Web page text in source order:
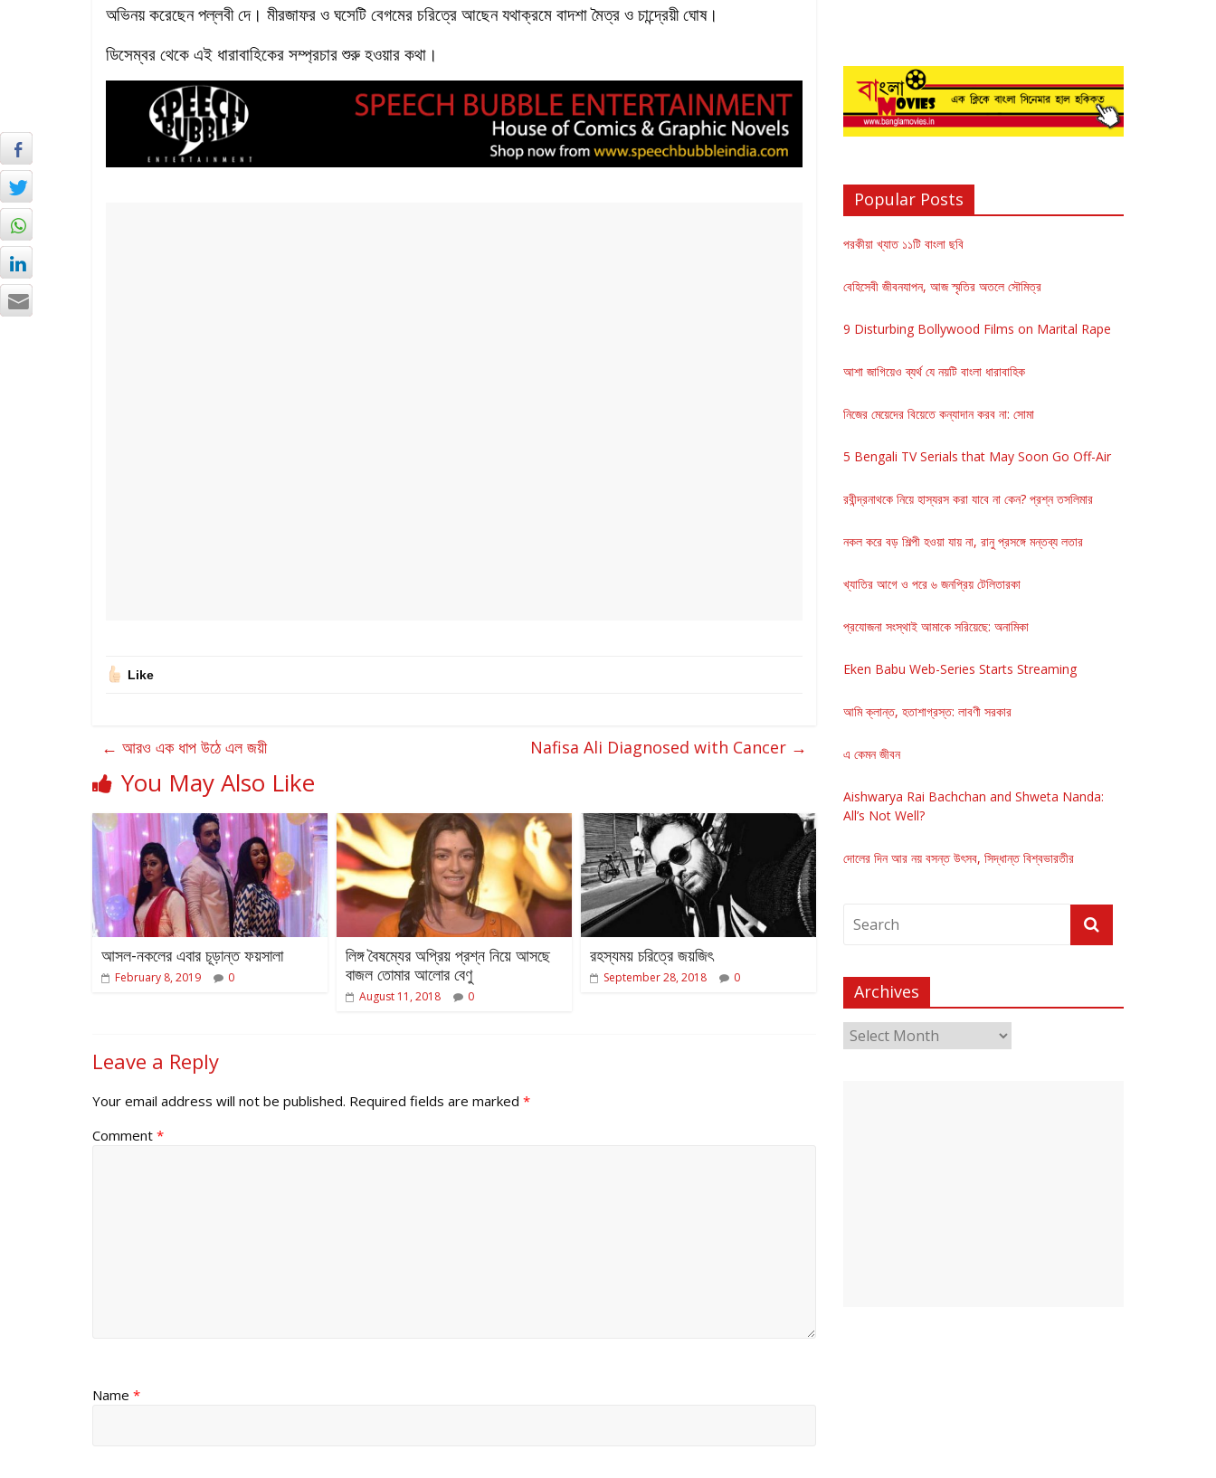
অভিনয় করেছেন পল্লবী দে। মীরজাফর ও ঘসেটি বেগমের চরিত্রে আছেন যথাক্রমে বাদশা মৈত্র ও চান্দ্রেয়ী ঘোষ।
ডিসেম্বর থেকে এই ধারাবাহিকের সম্প্রচার শুরু হওয়ার কথা।
Like
← আরও এক ধাপ উঠে এল জয়ী Nafisa Ali Diagnosed with Cancer →
You May Also Like
আসল-নকলের এবার চূড়ান্ত ফয়সালা
February 8, 2019 0
লিঙ্গ বৈষম্যের অপ্রিয় প্রশ্ন নিয়ে আসছে
বাজল তোমার আলোর বেণু
August 11, 2018 0
রহস্যময় চরিত্রে জয়জিৎ
September 28, 2018 0
Leave a Reply
Your email address will not be published. Required fields are marked *
Comment *
Name *
Popular Posts
পরকীয়া খ্যাত ১১টি বাংলা ছবি
বেহিসেবী জীবনযাপন, আজ স্মৃতির অতলে সৌমিত্র
9 Disturbing Bollywood Films on Marital Rape
আশা জাগিয়েও ব্যর্থ যে নয়টি বাংলা ধারাবাহিক
নিজের মেয়েদের বিয়েতে কন্যাদান করব না: সোমা
5 Bengali TV Serials that May Soon Go Off-Air
রবীন্দ্রনাথকে নিয়ে হাস্যরস করা যাবে না কেন? প্রশ্ন তসলিমার
নকল করে বড় শিল্পী হওয়া যায় না, রানু প্রসঙ্গে মন্তব্য লতার
খ্যাতির আগে ও পরে ৬ জনপ্রিয় টেলিতারকা
প্রযোজনা সংস্থাই আমাকে সরিয়েছে: অনামিকা
Eken Babu Web-Series Starts Streaming
আমি ক্লান্ত, হতাশাগ্রস্ত: লাবণী সরকার
এ কেমন জীবন
Aishwarya Rai Bachchan and Shweta Nanda:
All’s Not Well?
দোলের দিন আর নয় বসন্ত উৎসব, সিদ্ধান্ত বিশ্বভারতীর
Archives